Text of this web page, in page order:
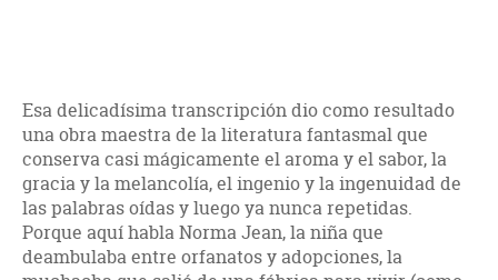
Esa delicadísima transcripción dio como resultado
una obra maestra de la literatura fantasmal que
conserva casi mágicamente el aroma y el sabor, la
gracia y la melancolía, el ingenio y la ingenuidad de
las palabras oídas y luego ya nunca repetidas.
Porque aquí habla Norma Jean, la niña que
deambulaba entre orfanatos y adopciones, la